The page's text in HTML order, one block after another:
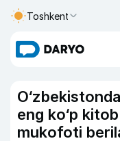
Toshkent
eng ko‘p
mukofoti